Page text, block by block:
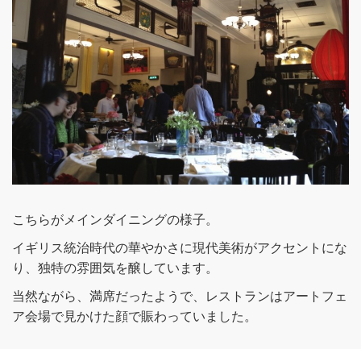
こちらがメインダイニングの様子。
イギリス統治時代の華やかさに現代美術がアクセントにな
り、独特の雰囲気を醸しています。
当然ながら、満席だったようで、レストランはアートフェ
ア会場で見かけた顔で賑わっていました。